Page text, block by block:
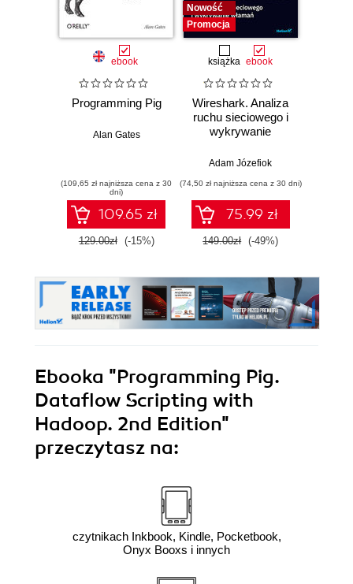
ebook
Programming Pig
Alan Gates
(109,65 zł najniższa cena z 30
dni)
109.65 zł
129.00zł (-15%)
Nowość
Promocja
książka ebook
Wireshark. Analiza
ruchu sieciowego i
wykrywanie
Adam Józefiok
(74,50 zł najniższa cena z 30 dni)
75.99 zł
149.00zł (-49%)
Ebooka "Programming Pig.
Dataflow Scripting with
Hadoop. 2nd Edition"
przeczytasz na:
czytnikach Inkbook, Kindle, Pocketbook,
Onyx Booxs i innych